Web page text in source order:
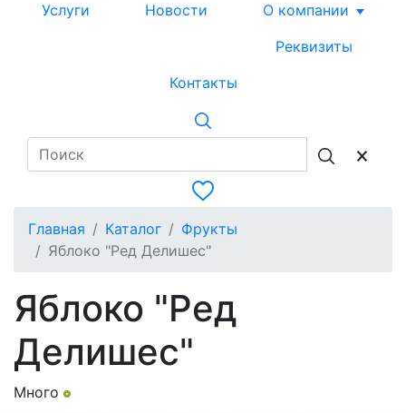
Услуги
Новости
О компании
Реквизиты
Контакты
Главная Каталог
Фрукты
Яблоко "Ред Делишес"
Яблоко "Ред
Делишес"
Много